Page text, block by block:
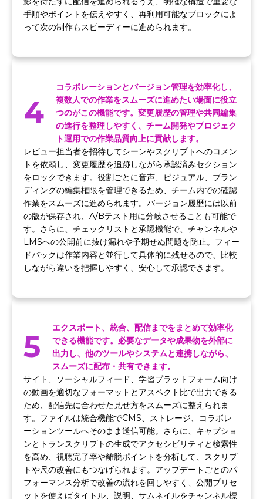
手順やポイントを伝えやすく、再利用可能なブロックによ
って次の制作もスピーディーに進められます。
4
コラボレーションとバージョン管理を効率化し、
複数人での作業をスムーズに進めたい場面に役立
つのがこの機能です。変更履歴の管理や共同編集
の進行を整理しやすく、チーム開発やプロジェク
ト運用での作業品質向上に貢献します。
レビュー担当者を招待してシーンやスクリプトへのコメン
トを依頼し、変更履歴を追跡しながら承認済みセクション
をロックできます。役割ごとに音声、ビジュアル、ブラン
ディングの編集権限を管理できるため、チーム内での確認
作業をスムーズに進められます。バージョン履歴には以前
の版が保存され、A/Bテスト用に分岐させることも可能で
す。さらに、チェックリストと承認機能で、チャンネルや
LMSへの公開前に抜け漏れや予期せぬ問題を防止。フィー
ドバックは作業内容と並行して具体的に残せるので、比較
しながら違いを把握しやすく、安心して承認できます。
5
エクスポート、統合、配信までをまとめて効率化
できる機能です。必要なデータや成果物を外部に
出力し、他のツールやシステムと連携しながら、
スムーズに配布・共有できます。
サイト、ソーシャルフィード、学習プラットフォーム向け
の動画を適切なフォーマットとアスペクト比で出力できる
ため、配信先に合わせた見せ方をスムーズに整えられま
す。ファイルは統合機能でCMS、ストレージ、コラボレ
ーションツールへそのまま送信可能。さらに、キャプショ
ンとトランスクリプトの生成でアクセシビリティと検索性
を高め、視聴完了率や離脱ポイントを分析して、スクリプ
トや尺の改善にもつなげられます。アップデートごとのパ
フォーマンス分析で改善の流れを回しやすく、公開プリセ
ットを使えばタイトル、説明、サムネイルをチャンネル標